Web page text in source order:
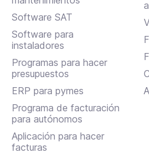
Software SAT
Software para
instaladores
Programas para hacer
presupuestos
ERP para pymes
Programa de facturación
para autónomos
Aplicación para hacer
facturas